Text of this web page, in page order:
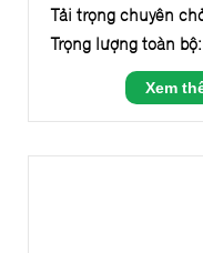
Tải trọng chuyên
Trọng lượng toàn
Xem